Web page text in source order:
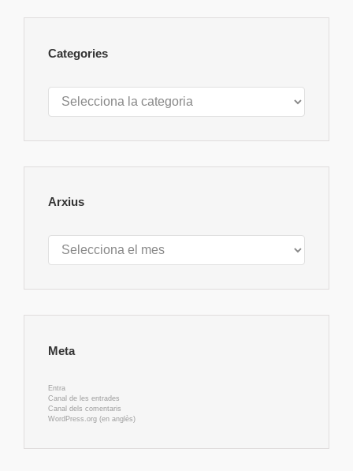
Categories
Categories
Arxius
Arxius
Meta
Entra
Canal de les entrades
Canal dels comentaris
WordPress.org (en anglès)